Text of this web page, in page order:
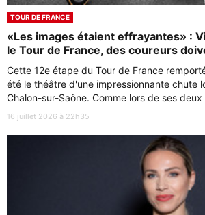
TOUR DE FRANCE
«Les images étaient effrayantes» :
le Tour de France, des coureurs
Cette 12e étape du Tour de France
été le théâtre d'une impressionnante chute
Chalon-sur-Saône. Comme lors de ses
16 juillet 2026 à 22h35